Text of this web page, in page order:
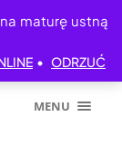
maturę ustną
• ODRZUĆ
MENU